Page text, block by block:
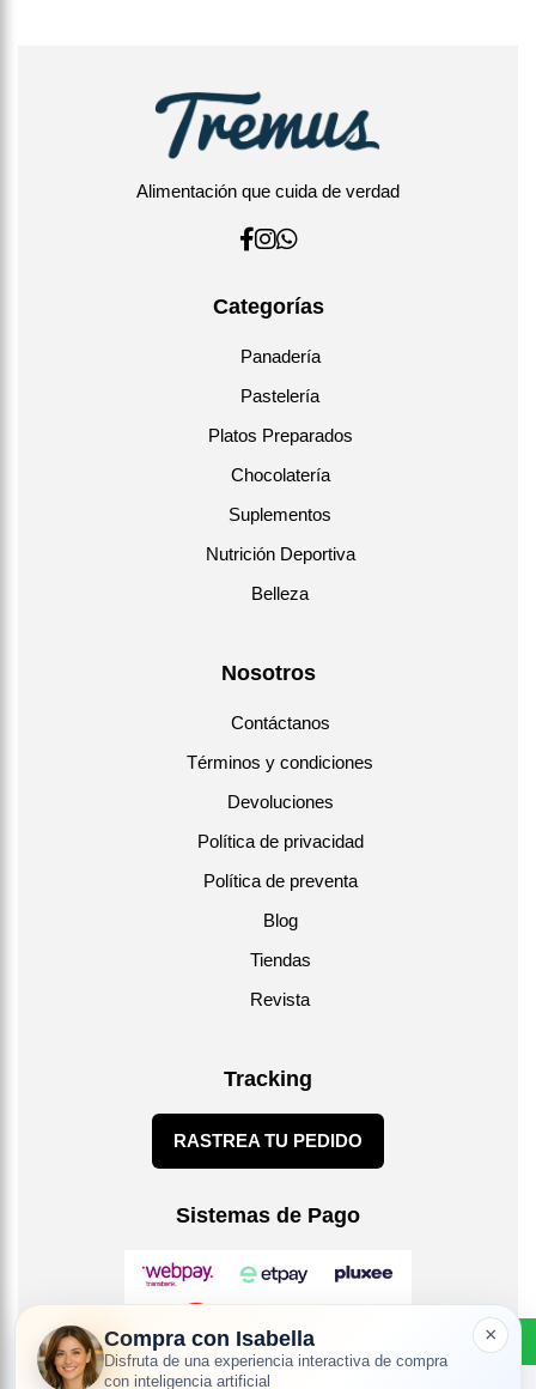
Alimentación que cuida de verdad
Categorías
Panadería
Pastelería
Platos Preparados
Chocolatería
Suplementos
Nutrición Deportiva
Belleza
Nosotros
Contáctanos
Términos y condiciones
Devoluciones
Política de privacidad
Política de preventa
Blog
Tiendas
Revista
Tracking
RASTREA TU PEDIDO
Sistemas de Pago